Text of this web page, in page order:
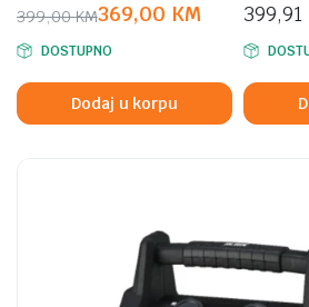
399,00KM
Original
price
was:
399,00 KM.
369,00 KM
Current
price
is:
369,00 KM.
DOSTUPNO
Dodaj u korpu
399,91